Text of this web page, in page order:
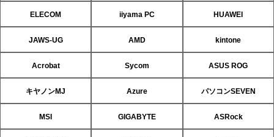
ELECOM iiyama PC HUAWEI
JAWS-UG AMD kintone
Acrobat Sycom ASUS ROG
キヤノンMJ Azure パソコンSEVEN
MSI GIGABYTE ASRock